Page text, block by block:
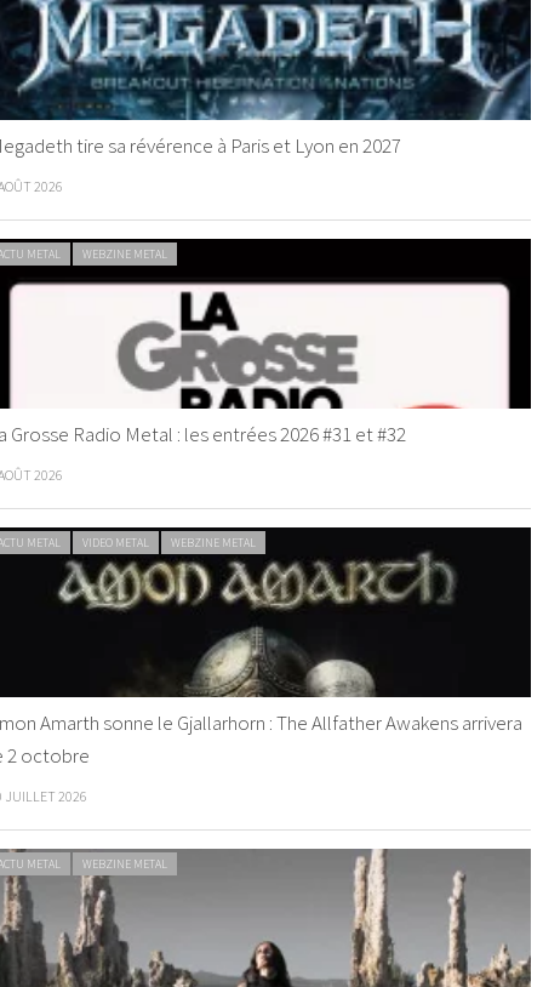
tire sa révérence à Paris et Lyon en 2027
2026
METAL WEBZINE METAL
Grosse Radio Metal : les entrées 2026 #31 et #32
2026
METAL VIDEO METAL WEBZINE METAL
Amarth sonne le Gjallarhorn : The Allfather Awakens arrivera
2 octobre
JUILLET 2026
METAL WEBZINE METAL